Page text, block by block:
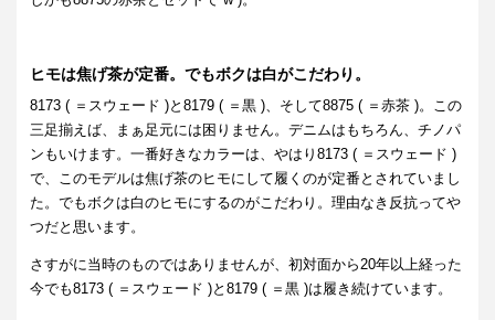
ヒモは焦げ茶が定番。でもボクは白がこだわり。
8173 ( ＝スウェード )と8179 ( ＝黒 )、そして8875 ( ＝赤茶 )。この
三足揃えば、まぁ足元には困りません。デニムはもちろん、チノパ
ンもいけます。一番好きなカラーは、やはり8173 ( ＝スウェード )
で、このモデルは焦げ茶のヒモにして履くのが定番とされていまし
た。でもボクは白のヒモにするのがこだわり。理由なき反抗ってや
つだと思います。
さすがに当時のものではありませんが、初対面から20年以上経った
今でも8173 ( ＝スウェード )と8179 ( ＝黒 )は履き続けています。